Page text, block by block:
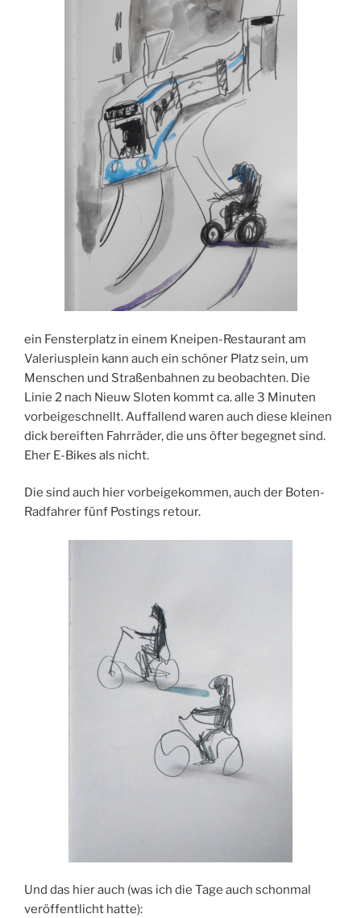
ein Fensterplatz in einem Kneipen-Restaurant am
Valeriusplein kann auch ein schöner Platz sein, um
Menschen und Straßenbahnen zu beobachten. Die
Linie 2 nach Nieuw Sloten kommt ca. alle 3 Minuten
vorbeigeschnellt. Auffallend waren auch diese kleinen
dick bereiften Fahrräder, die uns öfter begegnet sind.
Eher E-Bikes als nicht.
Die sind auch hier vorbeigekommen, auch der Boten-
Radfahrer fünf Postings retour.
Und das hier auch (was ich die Tage auch schonmal
veröffentlicht hatte):